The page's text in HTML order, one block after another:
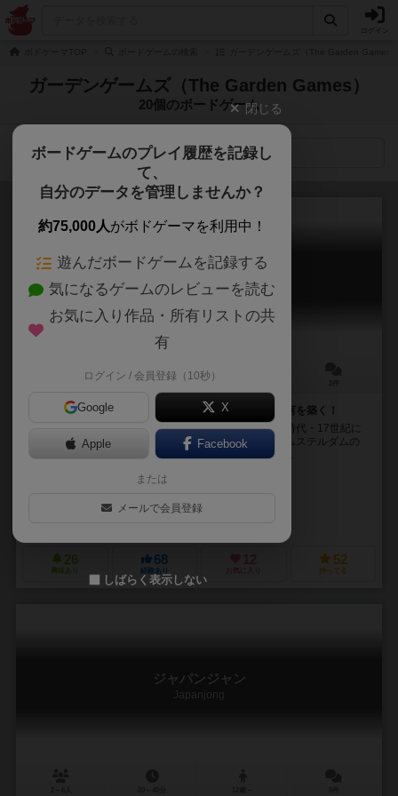
ガーデンゲームズ（The Garden Games）
20個のボードゲーム
検索メニュー
アムステルダムの運河
Canals of Amsterdam
15～30分
選べるのは常に２つ 世界遺産・アムステルダムの運河を築く！
世界遺産「アムステルダムの運河」はオランダの黄金時代・17世紀に
作られました。「北のヴェネツィア」とも言われるアムステルダムの
街に運河を掘り、街に投資をすることで点在する市場...
樫尾 忠英（Tadahide Kashio）
26
興味あり
68
経験あり お気に入り
52
持ってる
ジャパンジャン
Japanjong
閉じる
ボードゲームのプレイ履歴を記録し
て、
自分のデータを管理しませんか？
約75,000人がボドゲーマを利用中！
遊んだボードゲームを記録する
気になるゲームのレビューを読む
お気に入り作品・所有リストの共
有
ログイン / 会員登録（10秒）
Google X
Apple Facebook
または
メールで会員登録
しばらく表示しない